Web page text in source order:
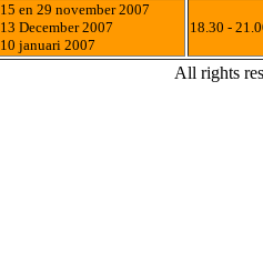
15 en 29 november 2007
13 December 2007
10 januari 2007
18.30 -
All rights